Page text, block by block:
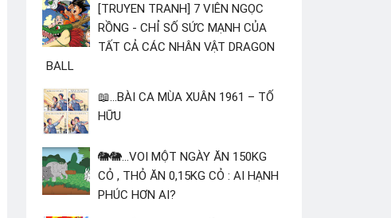
[TRUYEN TRANH] 7 VIÊN NGỌC
RỒNG - CHỈ SỐ SỨC MẠNH CỦA
TẤT CẢ CÁC NHÂN VẬT DRAGON
BALL
📖...BÀI CA MÙA XUÂN 1961 – TỐ
HỮU
🐘🐘...VOI MỘT NGÀY ĂN 150KG
CỎ , THỎ ĂN 0,15KG CỎ : AI HẠNH
PHÚC HƠN AI?